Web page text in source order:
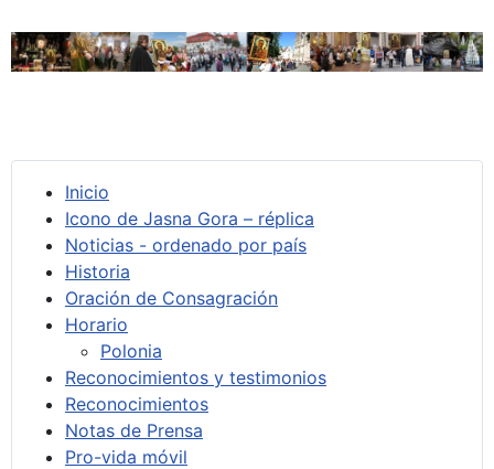
Inicio
Icono de Jasna Gora – réplica
Noticias - ordenado por país
Historia
Oración de Consagración
Horario
Polonia
Reconocimientos y testimonios
Reconocimientos
Notas de Prensa
Pro-vida móvil